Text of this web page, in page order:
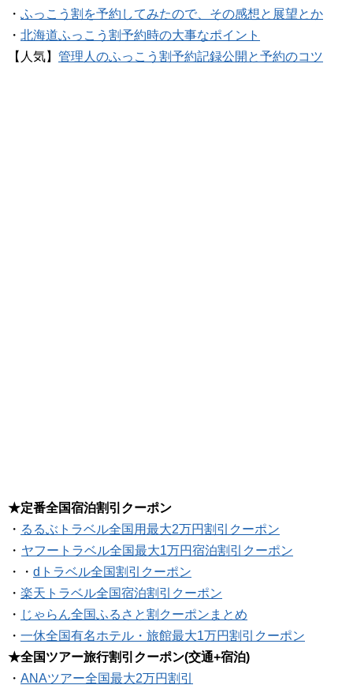
・ ふっこう割を予約してみたので、その感想と展望とか
・ 北海道ふっこう割予約時の大事なポイント
【人気】 管理人のふっこう割予約記録公開と予約のコツ
★定番全国宿泊割引クーポン
・ るるぶトラベル全国用最大2万円割引クーポン
・ ヤフートラベル全国最大1万円宿泊割引クーポン
・・ dトラベル全国割引クーポン
・ 楽天トラベル全国宿泊割引クーポン
・ じゃらん全国ふるさと割クーポンまとめ
・ 一休全国有名ホテル・旅館最大1万円割引クーポン
★全国ツアー旅行割引クーポン(交通+宿泊)
・ ANAツアー全国最大2万円割引